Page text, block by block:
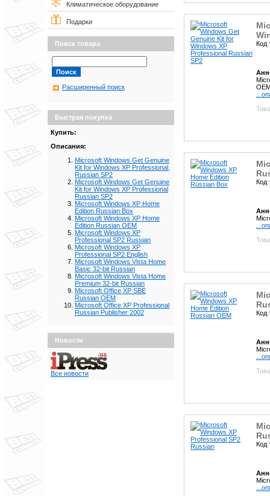
Климатическое оборудование
Подарки
Поиск товара
Расширенный поиск
Быстрая покупка
Купить:
Описания:
Microsoft Windows Get Genuine
Kit for Windows XP Professional,
Russian SP2
Microsoft Windows Get Genuine
Kit for Windows XP Professional
Russian SP2
Microsoft Windows XP Home
Edition Russian Box
Microsoft Windows XP Home
Edition Russian OEM
Microsoft Windows XP
Professional SP2 Russian
Microsoft Windows XP
Professional SP2 English
Microsoft Windows Vista Home
Basic 32-bit Russian
Microsoft Windows Vista Home
Premium 32-bit Russian
Microsoft Office XP SBE
Russian OEM
Microsoft Office XP Professional
Russian Publisher 2002
Новости
Все новости
Код
Код
Код
Код